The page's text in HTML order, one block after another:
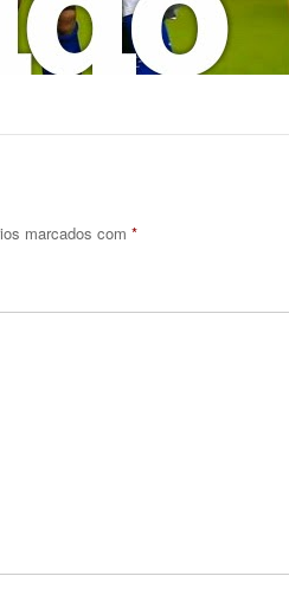
marcados com *